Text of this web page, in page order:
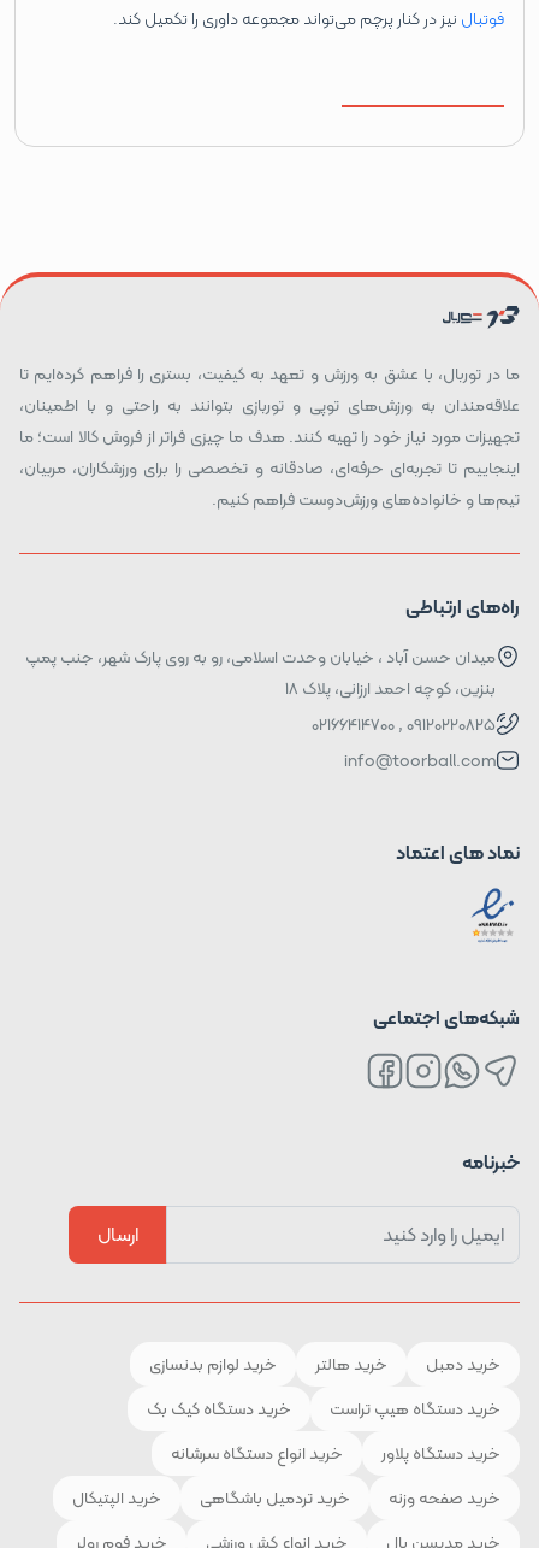
فوتبال نیز در کنار پرچم می‌تواند مجموعه داوری را تکمیل کند.
ما در توربال، با عشق به ورزش و تعهد به کیفیت، بستری را فراهم کرده‌ایم تا
علاقه‌مندان به ورزش‌های توپی و توربازی بتوانند به راحتی و با اطمینان،
تجهیزات مورد نیاز خود را تهیه کنند. هدف ما چیزی فراتر از فروش کالا است؛ ما
اینجاییم تا تجربه‌ای حرفه‌ای، صادقانه و تخصصی را برای ورزشکاران، مربیان،
تیم‌ها و خانواده‌های ورزش‌دوست فراهم کنیم.
راه‌های ارتباطی
میدان حسن آباد ، خیابان وحدت اسلامی، رو به روی پارک شهر، جنب پمپ
بنزین، کوچه احمد ارزانی، پلاک ۱۸
09120220825 , 02166414700
info@toorball.com
نماد های اعتماد
شبکه‌های اجتماعی
خبرنامه
ارسال
خرید دمبل خرید هالتر
خرید لوازم بدنسازی
خرید دستگاه هیپ تراست
خرید دستگاه کیک بک
خرید دستگاه پلاور
خرید انواع دستگاه سرشانه
خرید صفحه وزنه
خرید تردمیل باشگاهی
خرید الپتیکال
خرید مدیسن بال
خرید انواع کش ورزشی خرید فوم رولر